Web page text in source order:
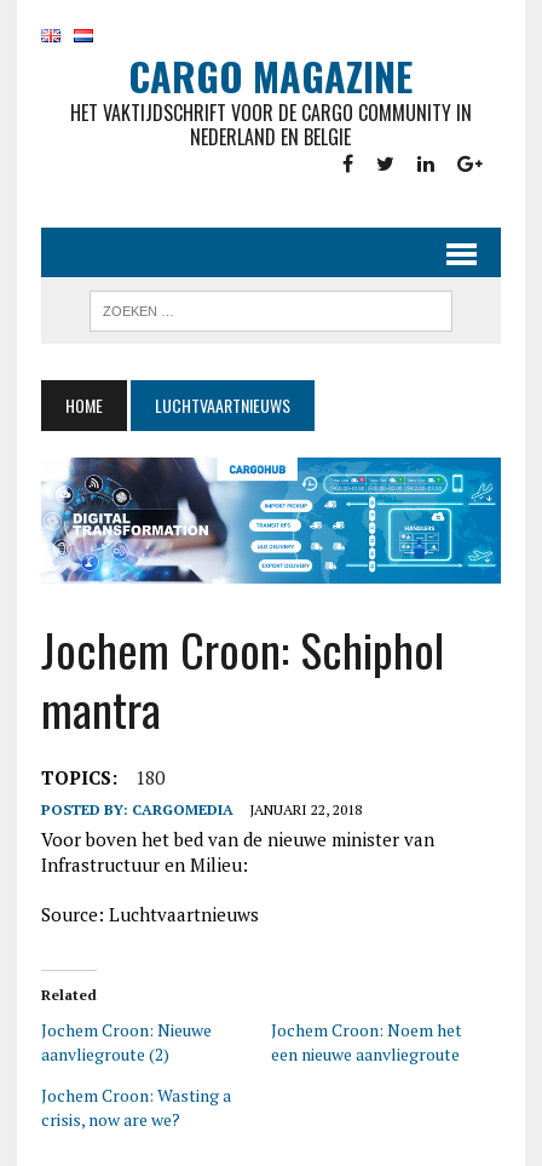
CARGO MAGAZINE
HET VAKTIJDSCHRIFT VOOR DE CARGO COMMUNITY IN
NEDERLAND EN BELGIE
HOME LUCHTVAARTNIEUWS
Jochem Croon: Schiphol
mantra
TOPICS: 180
POSTED BY: CARGOMEDIA JANUARI 22, 2018
Voor boven het bed van de nieuwe minister van
Infrastructuur en Milieu:
Source: Luchtvaartnieuws
Related
Jochem Croon: Nieuwe
aanvliegroute (2)
Jochem Croon: Noem het
een nieuwe aanvliegroute
Jochem Croon: Wasting a
crisis, now are we?